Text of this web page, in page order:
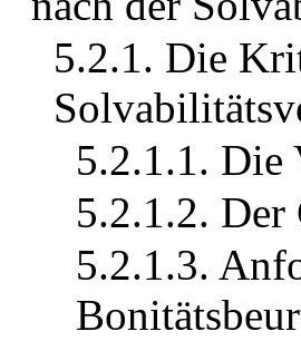
5.2.1. Die
5.2.1.1. Die
5.2.1.2. Der
5.2.1.3.